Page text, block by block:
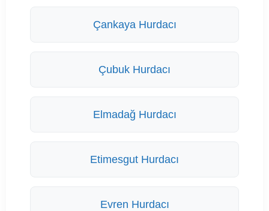
Çankaya Hurdacı
Çubuk Hurdacı
Elmadağ Hurdacı
Etimesgut Hurdacı
Evren Hurdacı